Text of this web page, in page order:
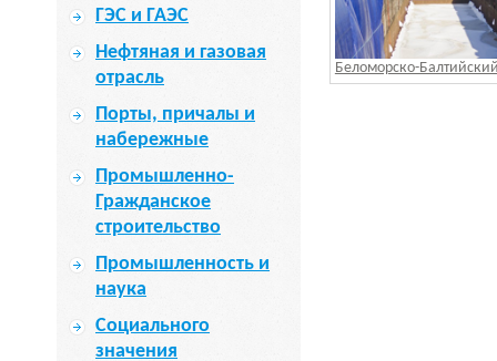
ГЭС и ГАЭС
Нефтяная и газовая
отрасль
Порты, причалы и
набережные
Промышленно-
Гражданское
строительство
Промышленность и
наука
Социального
значения
Беломорско-